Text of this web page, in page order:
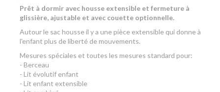
Prêt à dormir avec housse extensible et fermeture à
glissière, ajustable et avec couette optionnelle.
Autour le sac housse il y a une pièce extensible qui donne à
l'enfant plus de liberté de mouvements.
Mesures spéciales et toutes les mesures standard pour:
- Berceau
- Lit évolutif enfant
- Lit enfant extensible